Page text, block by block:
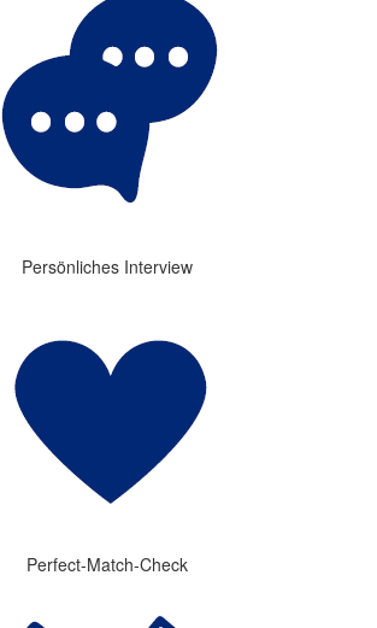
Persönliches Interview
Perfect-Match-Check